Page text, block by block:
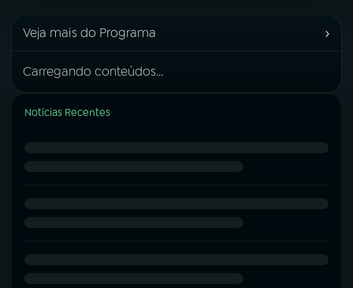
Veja mais do Programa ›
Carregando conteúdos...
Notícias Recentes